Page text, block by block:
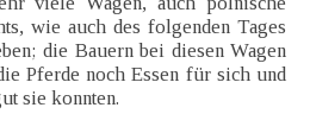
wie auch des folgenden Tages
die Bauern bei diesen Wagen
Pferde noch Essen für sich und
sie konnten.